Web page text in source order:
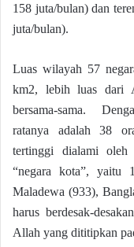
158 juta/bulan) dan
juta/bulan).
Luas wilayah 57
km2, lebih luas dari
bersama-sama.
ratanya adalah 38
tertinggi dialami oleh
“negara kota”, yaitu
Maladewa (933),
harus berdesak-
Allah yang dititipkan